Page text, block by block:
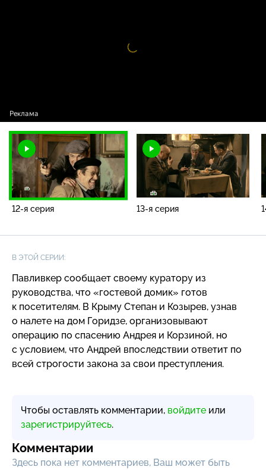
Видео
проигрыватель
12-я серия 13-я серия
В ЭТОЙ СЕРИИ:
Павливкер сообщает своему куратору из
руководства, что «гостевой домик» готов
к посетителям. В Крыму Степан и Козырев, узнав
о налете на дом Горидзе, организовывают
операцию по спасению Андрея и Корзиной, но
с условием, что Андрей впоследствии ответит по
всей строгости закона за свои преступления.
Чтобы оставлять комментарии, войдите или
зарегистрируйтесь.
Комментарии
Здесь пока нет комментариев, Ваш может быть